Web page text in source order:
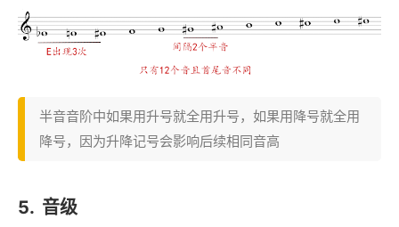
半音音阶中如果用升号就全用升号，如果用降号就全用
降号，因为升降记号会影响后续相同音高
5. 音级